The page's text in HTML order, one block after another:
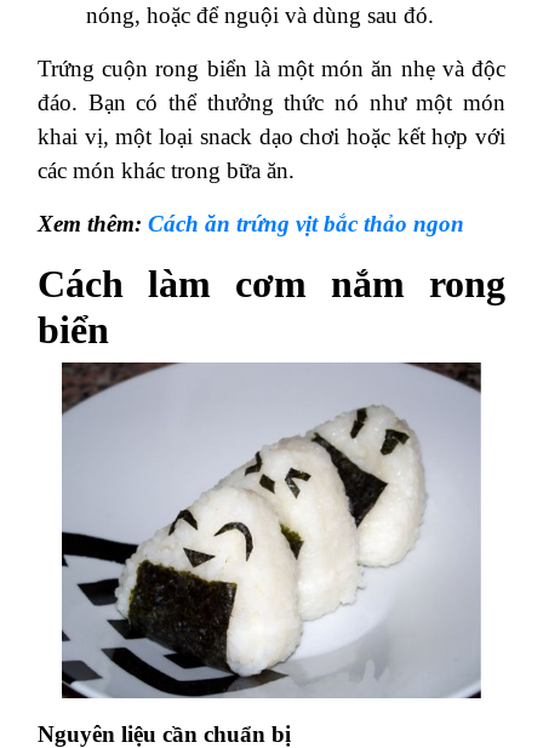
nóng, hoặc để nguội và dùng sau đó.
Trứng cuộn rong biển là một món ăn nhẹ và độc
đáo. Bạn có thể thưởng thức nó như một món
khai vị, một loại snack dạo chơi hoặc kết hợp với
các món khác trong bữa ăn.
Xem thêm: Cách ăn trứng vịt bắc thảo ngon
Cách làm cơm nắm rong
biển
Nguyên liệu cần chuẩn bị